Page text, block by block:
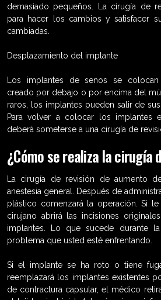
demasiado pequeños. La cirugía de
para hacer los cambios y satisfacer
cambiadas.
Desplazamiento del implante
Los implantes de senos se
creado por debajo o por encima del
raros, los implantes pueden salir de
Para volver a colocar los implantes
deberá someterse a una cirugía de
¿Cómo se realiza la cirugía
La cirugía de revisión de aumento
anestesia general. Después de
plástico comenzará la operación. Si
cirujano abrirá las incisiones
implantes. Lo que sucede durante
problema que usted esté enfrentando.
Si el implante se ha roto o tiene
reemplazará los implantes existentes
de contractura capsular, el médico